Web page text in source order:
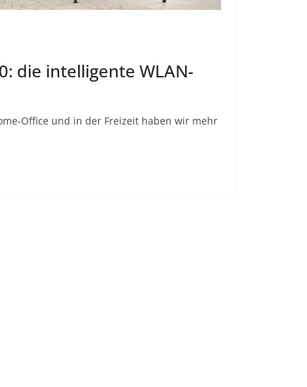
die intelligente WLAN-
Office und in der Freizeit haben wir mehr